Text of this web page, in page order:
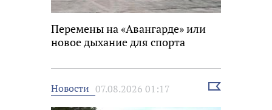
Перемены на «Авангарде» или
новое дыхание для спорта
Новости 07.08.2026 01:17
Выбрать